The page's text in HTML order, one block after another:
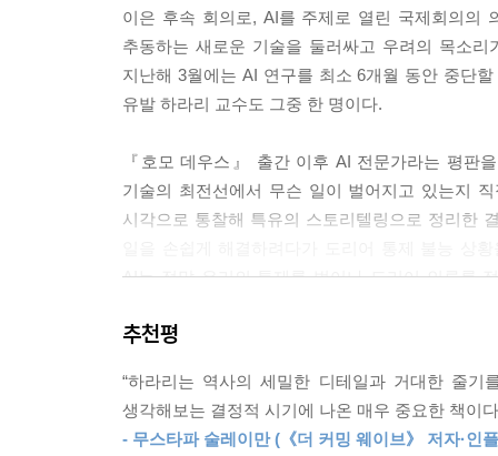
알고리즘의 정치적 영향력에 대해서는 더 많은 논
하지 않을 것이고, 알고리즘이 한 모든 일은 인간
이 책의 입장은 다르다. 인간 병사들은 자신들의
즘도 마찬가지임을 이해하는 것이 중요하다. 알
--- 「6. 새로운 구성원: 컴퓨터는 인쇄술과 어떻게
유해한 영향이 드러나면서 거대 기술 기업들은 지
자정 장치를 개발하고 유지해야 한다. 이런 자정
--- 「8. 오류 가능성: 네트워크는 자주 틀린다」 중
하지만 우리에게는 이보다 많은 선택지가 있을
이은 후속 회의로, AI를 주제로 열린 국제회의의
추동하는 새로운 기술을 둘러싸고 우려의 목소
지난해 3월에는 AI 연구를 최소 6개월 동안 중단
유발 하라리 교수도 그중 한 명이다.
『호모 데우스』 출간 이후 AI 전문가라는 평판
기술의 최전선에서 무슨 일이 벌어지고 있는지
시각으로 통찰해 특유의 스토리텔링으로 정리한
AI는 정말 우리의 통제를 벗어나 도리어 인류를
AI 혁명의 의미와 본질
AI가 주체성을 지녔다니, 무슨 뜻일까? AI는 지
추천평
“하라리는 역사의 세밀한 디테일과 거대한 줄
생각해보는 결정적 시기에 나온 매우 중요한 책이
- 무스타파 술레이만 (《더 커밍 웨이브》 저자·인